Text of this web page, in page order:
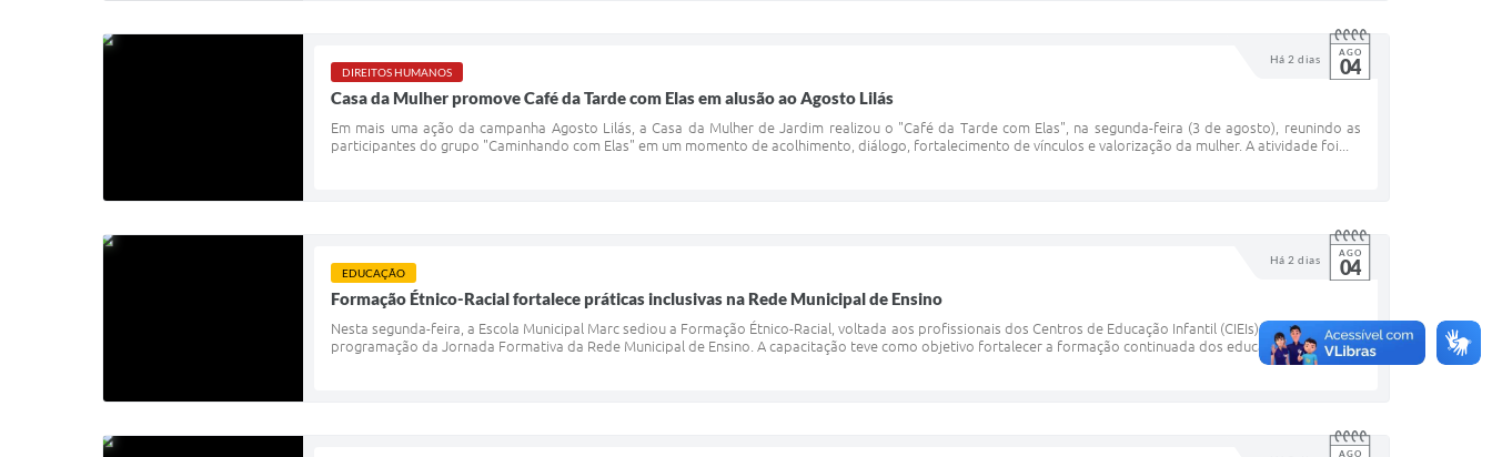
Há 2 dias AGO
04
DIREITOS HUMANOS
Casa da Mulher promove Café da Tarde com Elas em alusão ao Agosto Lilás
Em mais uma ação da campanha Agosto Lilás, a Casa da Mulher de Jardim realizou o "Café da Tarde com Elas", na segunda-feira (3 de agosto), reunindo as
participantes do grupo "Caminhando com Elas" em um momento de acolhimento, diálogo, fortalecimento de vínculos e valorização da mulher. A atividade foi...
Há 2 dias AGO
04
EDUCAÇÃO
Formação Étnico-Racial fortalece práticas inclusivas na Rede Municipal de Ensino
Nesta segunda-feira, a Escola Municipal Marc sediou a Formação Étnico-Racial, voltada aos profissionais dos Centros de Educação Infantil (CIEIs), como parte da
programação da Jornada Formativa da Rede Municipal de Ensino. A capacitação teve como objetivo fortalecer a formação continuada dos educadores,...
AGO